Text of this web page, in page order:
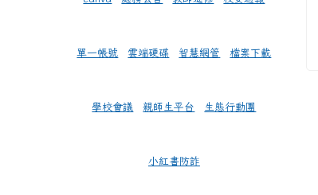
單一帳號 雲端硬碟 智慧網管 檔案下載
學校會議 親師生平台 生態行動團
小紅書防詐